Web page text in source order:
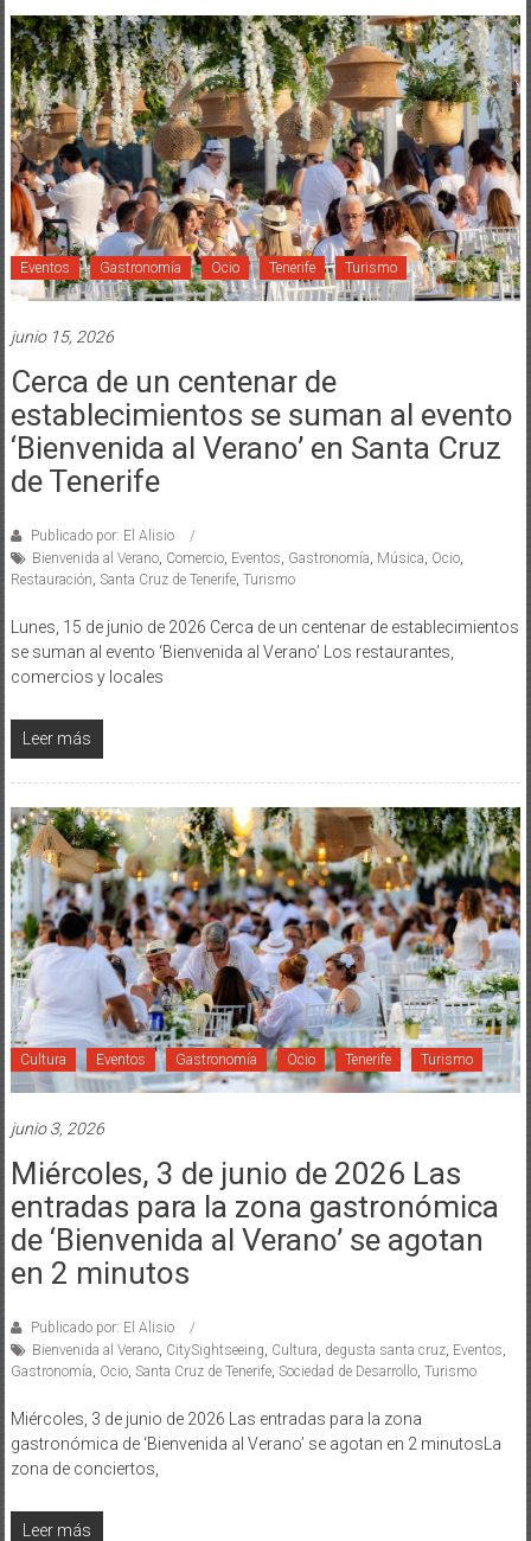
Eventos Gastronomía Ocio Tenerife Turismo
junio 15, 2026
Cerca de un centenar de
establecimientos se suman al evento
‘Bienvenida al Verano’ en Santa Cruz
de Tenerife
Publicado por: El Alisio
Bienvenida al Verano, Comercio, Eventos, Gastronomía, Música, Ocio,
Restauración, Santa Cruz de Tenerife, Turismo
Lunes, 15 de junio de 2026 Cerca de un centenar de establecimientos
se suman al evento ‘Bienvenida al Verano’ Los restaurantes,
comercios y locales
Leer más
Cultura Eventos Gastronomía Ocio Tenerife Turismo
junio 3, 2026
Miércoles, 3 de junio de 2026 Las
entradas para la zona gastronómica
de ‘Bienvenida al Verano’ se agotan
en 2 minutos
Publicado por: El Alisio
Bienvenida al Verano, CitySightseeing Cultura degusta santa cruz, Eventos
Gastronomía Ocio, Santa Cruz de Tenerife, Sociedad de Desarrollo, Turismo
Miércoles, 3 de junio de 2026 Las entradas para la zona
gastronómica de ‘Bienvenida al Verano’ se agotan en 2 minutosLa
zona de conciertos,
Leer más